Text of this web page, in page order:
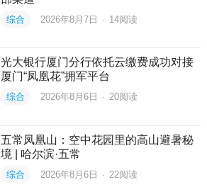
综合 2026年8月7日 · 14阅读
光大银行厦门分行依托云缴费成功对接
厦门“凤凰花”拥军平台
综合 2026年8月6日 · 20阅读
五常凤凰山：空中花园里的高山避暑秘
境 | 哈尔滨·五常
综合 2026年8月6日 · 22阅读